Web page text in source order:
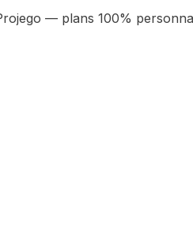
— plans 100%